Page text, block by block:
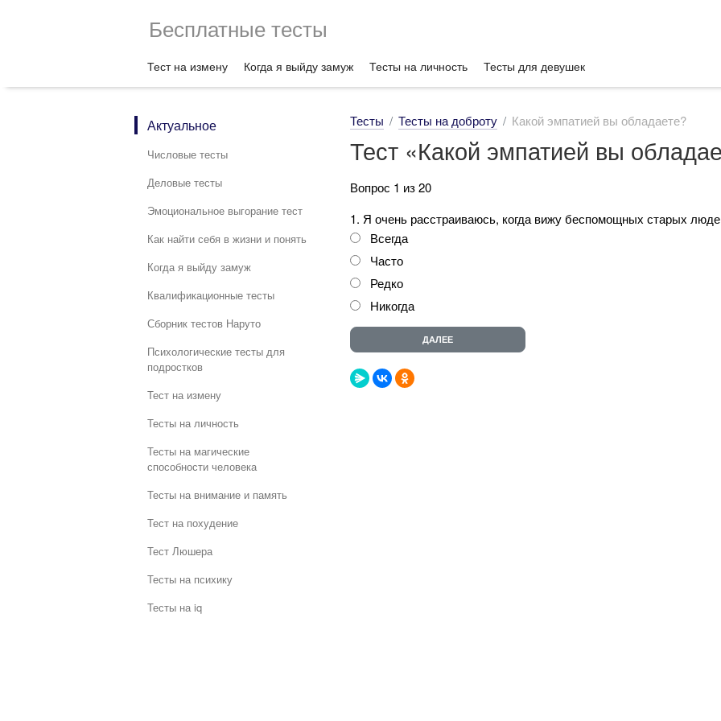
Бесплатные тесты
Тест на измену Когда я выйду замуж Тесты на личность Тесты для девушек
Актуальное
Числовые тесты
Деловые тесты
Эмоциональное выгорание тест
Как найти себя в жизни и понять
Когда я выйду замуж
Квалификационные тесты
Сборник тестов Наруто
Психологические тесты для
подростков
Тест на измену
Тесты на личность
Тесты на магические
способности человека
Тесты на внимание и память
Тест на похудение
Тест Люшера
Тесты на психику
Тесты на iq
Тесты Тесты на доброту Какой эмпатией вы обладаете?
Тест «Какой эмпатией вы
Вопрос 1 из 20
1. Я очень расстраиваюсь, когда вижу беспомощных старых
Всегда
Часто
Редко
Никогда